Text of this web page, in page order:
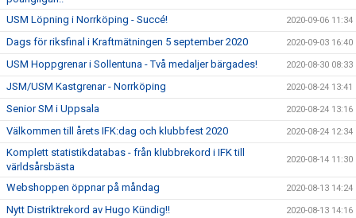
USM Löpning i Norrköping - Succé! 2020-09-06 11:34
Dags för riksfinal i Kraftmätningen 5 september 2020 2020-09-03 16:40
USM Hoppgrenar i Sollentuna - Två medaljer bärgades! 2020-08-30 08:33
JSM/USM Kastgrenar - Norrköping 2020-08-24 13:41
Senior SM i Uppsala 2020-08-24 13:16
Välkommen till årets IFK:dag och klubbfest 2020 2020-08-24 12:34
Komplett statistikdatabas - från klubbrekord i IFK till
världsårsbästa
2020-08-14 11:30
Webshoppen öppnar på måndag 2020-08-13 14:24
Nytt Distriktrekord av Hugo Kündig!! 2020-08-13 14:16